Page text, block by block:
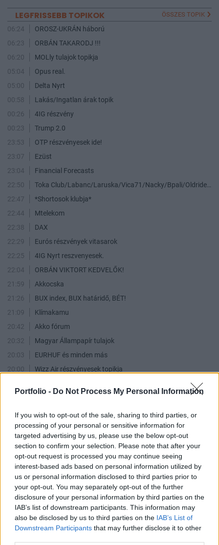
Portfolio - Do Not Process My Personal Information
If you wish to opt-out of the sale, sharing to third parties, or
processing of your personal or sensitive information for
targeted advertising by us, please use the below opt-out
section to confirm your selection. Please note that after your
opt-out request is processed you may continue seeing
interest-based ads based on personal information utilized by
us or personal information disclosed to third parties prior to
your opt-out. You may separately opt-out of the further
disclosure of your personal information by third parties on the
IAB’s list of downstream participants. This information may
also be disclosed by us to third parties on the IAB’s List of
Downstream Participants that may further disclose it to other
LEGFRISSEBB TOPIKOK ÖSSZES TOPIK
06:24
OROSZ-UKRÁN háború
06:23
ORBÁN TAKARODJ !!!
06:20
MOLly tulajok topikja
05:04
Opus real.
05:00
Delta Nyrt
00:58
Lakás/Ingatlan árak topik
00:26
4IG részvény
00:23
Trump 2.0
23:53
OTP részvényesek ide!
23:07
Ezüst
23:04
Financial Forecasts
22:50
22:47
*Shortosok klubja*
22:44
Mtelekom
22:38
DAX
22:29
Eurós részvények vitasarok
22:25
4IG Nyrt reszvenyesek.
22:04
ORBÁN VIKTORT KEDVELŐK!
21:59
Akkocska
21:26
BUX index, BUX határidő, BÉT!
21:09
Klímakamu
20:42
Akko fórum
20:32
Magyar Állampapír tulajok
20:03
EURHUF és minden más
20:00
Wizz Air részvényesek topikja
17:55
PANNERGY - moderalt
17:35
Waberers
17:16
USA - Irán háború
17:12
Appeninn topik
17:09
Köztársasági elnök kerestetik
17:07
Alteo Nyrt.
17:06
NEW OPUS GLOBAL
16:53
ÉPDUFERR Nyrt.